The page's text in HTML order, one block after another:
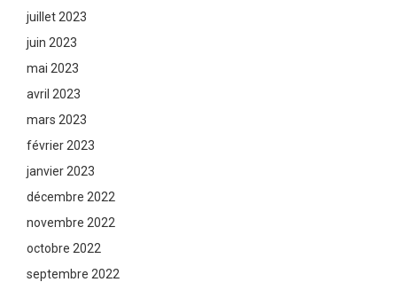
juillet 2023
juin 2023
mai 2023
avril 2023
mars 2023
février 2023
janvier 2023
décembre 2022
novembre 2022
octobre 2022
septembre 2022